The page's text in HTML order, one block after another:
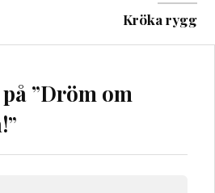
Kröka rygg
”Dröm om
”